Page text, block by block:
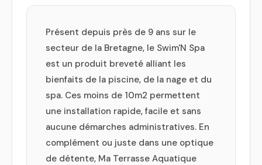
Présent depuis près de 9 ans sur le
secteur de la Bretagne, le Swim'N Spa
est un produit breveté alliant les
bienfaits de la piscine, de la nage et du
spa. Ces moins de 10m2 permettent
une installation rapide, facile et sans
aucune démarches administratives. En
complément ou juste dans une optique
de détente, Ma Terrasse Aquatique